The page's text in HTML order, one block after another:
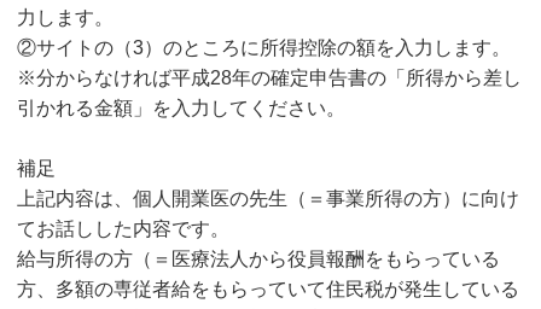
力します。
②サイトの（3）のところに所得控除の額を入力します。
※分からなければ平成28年の確定申告書の「所得から差し
引かれる金額」を入力してください。
補足
上記内容は、個人開業医の先生（＝事業所得の方）に向け
てお話しした内容です。
給与所得の方（＝医療法人から役員報酬をもらっている
方、多額の専従者給をもらっていて住民税が発生している